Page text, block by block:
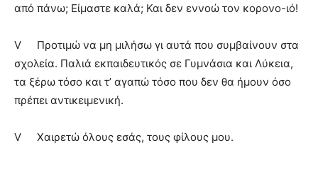
από πάνω; Είμαστε καλά; Και δεν εννοώ τον κορονο-ιό!
V
Προτιμώ να μη μιλήσω γι αυτά που συμβαίνουν στα
σχολεία. Παλιά εκπαιδευτικός σε Γυμνάσια και Λύκεια,
τα ξέρω τόσο και τ’ αγαπώ τόσο που δεν θα ήμουν όσο
πρέπει αντικειμενική.
V Χαιρετώ όλους εσάς, τους φίλους μου.